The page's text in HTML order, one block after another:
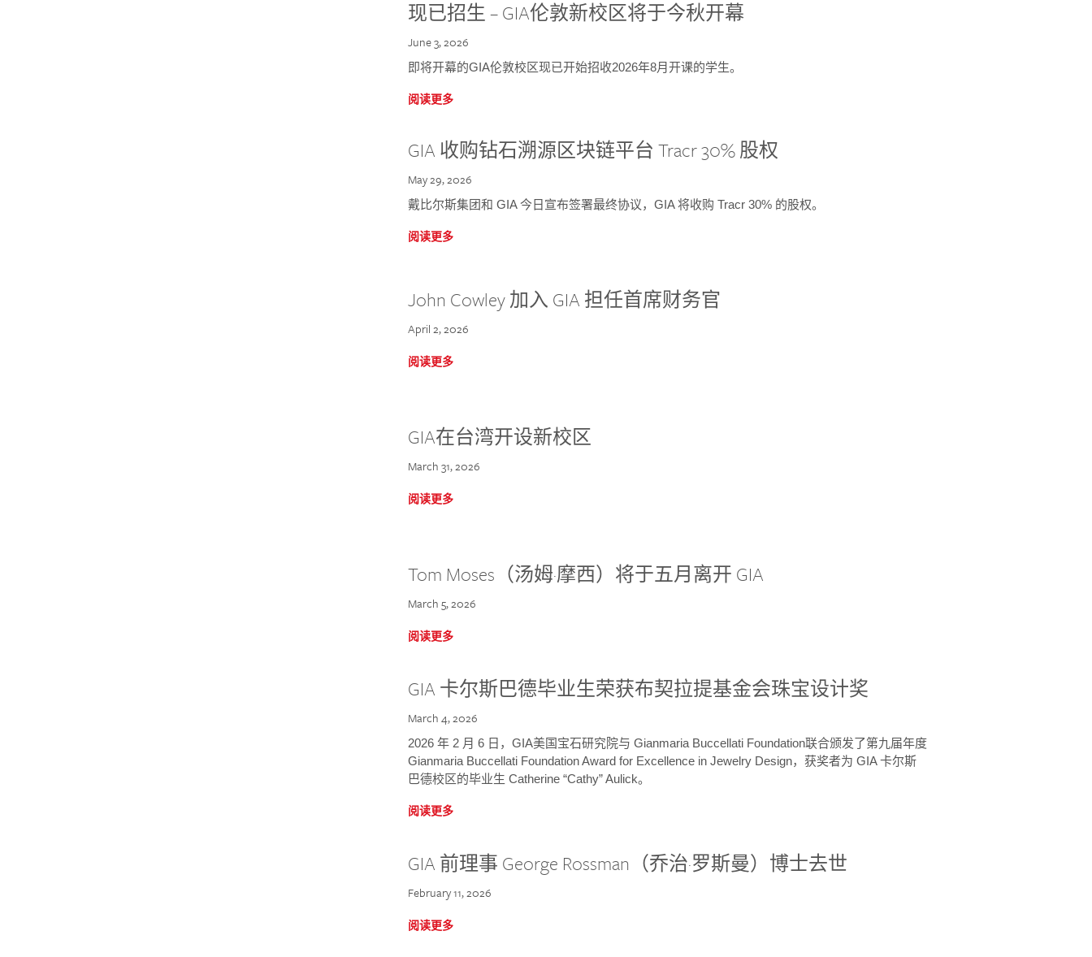
现已招生 – GIA伦敦新校区将于今秋开幕
June 3, 2026
即将开幕的GIA伦敦校区现已开始招收2026年8月开课的学生。
阅读更多
GIA 收购钻石溯源区块链平台 Tracr 30% 股权
May 29, 2026
戴比尔斯集团和 GIA 今日宣布签署最终协议，GIA 将收购 Tracr 30% 的股权。
阅读更多
John Cowley 加入 GIA 担任首席财务官
April 2, 2026
阅读更多
GIA在台湾开设新校区
March 31, 2026
阅读更多
Tom Moses（汤姆·摩西）将于五月离开 GIA
March 5, 2026
阅读更多
GIA 卡尔斯巴德毕业生荣获布契拉提基金会珠宝设计奖
March 4, 2026
2026 年 2 月 6 日，GIA美国宝石研究院与 Gianmaria Buccellati Foundation联合颁发了第九届年度
Gianmaria Buccellati Foundation Award for Excellence in Jewelry Design，获奖者为 GIA 卡尔斯
巴德校区的毕业生 Catherine “Cathy” Aulick。
阅读更多
GIA 前理事 George Rossman（乔治·罗斯曼）博士去世
February 11, 2026
阅读更多